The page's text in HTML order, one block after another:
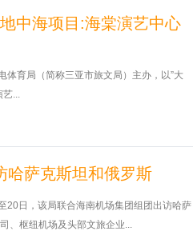
中海项目:海棠演艺中心
体育局（简称三亚市旅文局）主办，以”大
艺...
哈萨克斯坦和俄罗斯
20日，该局联合海南机场集团组团出访哈萨
、枢纽机场及头部文旅企业...